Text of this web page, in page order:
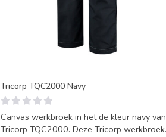
Tricorp TQC2000 Navy
Canvas werkbroek in het de kleur navy van
Tricorp TQC2000. Deze Tricorp werkbroek